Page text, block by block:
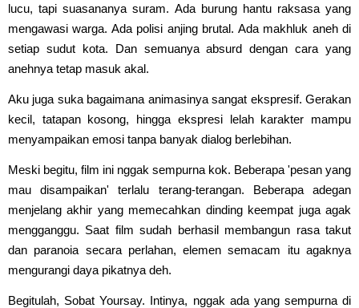
lucu, tapi suasananya suram. Ada burung hantu raksasa yang
mengawasi warga. Ada polisi anjing brutal. Ada makhluk aneh di
setiap sudut kota. Dan semuanya absurd dengan cara yang
anehnya tetap masuk akal.
Aku juga suka bagaimana animasinya sangat ekspresif. Gerakan
kecil, tatapan kosong, hingga ekspresi lelah karakter mampu
menyampaikan emosi tanpa banyak dialog berlebihan.
Meski begitu, film ini nggak sempurna kok. Beberapa 'pesan yang
mau disampaikan' terlalu terang-terangan. Beberapa adegan
menjelang akhir yang memecahkan dinding keempat juga agak
mengganggu. Saat film sudah berhasil membangun rasa takut
dan paranoia secara perlahan, elemen semacam itu agaknya
mengurangi daya pikatnya deh.
Begitulah, Sobat Yoursay. Intinya, nggak ada yang sempurna di